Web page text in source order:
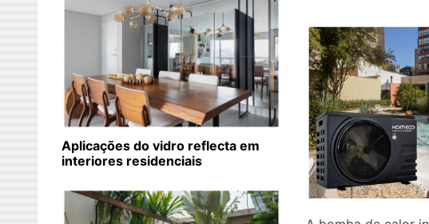
Aplicações do vidro reflecta em
interiores residenciais